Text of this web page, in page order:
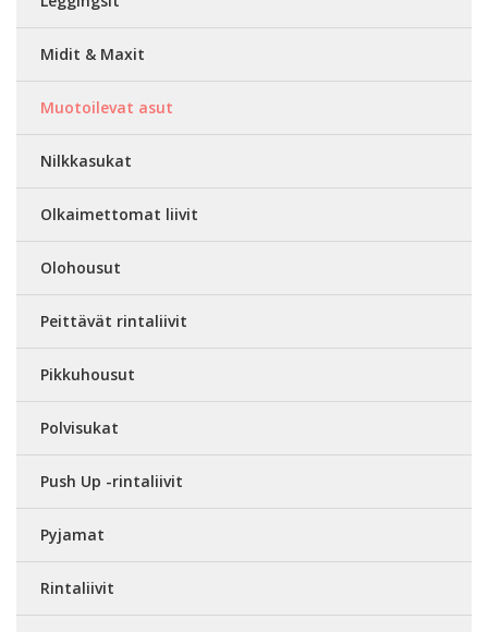
Midit & Maxit
Muotoilevat asut
Nilkkasukat
Olkaimettomat liivit
Olohousut
Peittävät rintaliivit
Pikkuhousut
Polvisukat
Push Up -rintaliivit
Pyjamat
Rintaliivit